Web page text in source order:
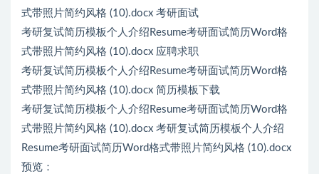
式带照片简约风格 (10).docx 考研面试
考研复试简历模板个人介绍Resume考研面试简历Word格
式带照片简约风格 (10).docx 应聘求职
考研复试简历模板个人介绍Resume考研面试简历Word格
式带照片简约风格 (10).docx 简历模板下载
考研复试简历模板个人介绍Resume考研面试简历Word格
式带照片简约风格 (10).docx 考研复试简历模板个人介绍
Resume考研面试简历Word格式带照片简约风格 (10).docx
预览：